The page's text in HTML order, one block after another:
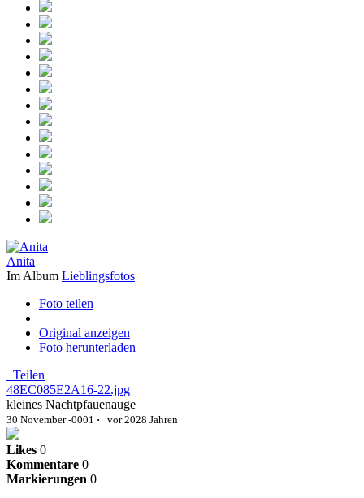
Anita
Im Album Lieblingsfotos
Foto teilen
Original anzeigen
Foto herunterladen
Teilen
48EC085E2A16-22.jpg
kleines Nachtpfauenauge
30 November -0001 · vor 2028 Jahren
Likes 0
Kommentare 0
Markierungen 0